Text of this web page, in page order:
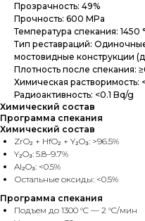
Прозрачность: 49%
Прочность: 600 MPa
Температура спекания: 1450
Тип реставраций:
мостовидные конструкции
Плотность после спекания:
Химическая растворимость:
Радиоактивность: <0.1 Bq/g
Химический состав
Программа спекания
Химический состав
ZrO₂ + HfO₂ + Y₂O₃: >96.5%
Y₂O₃: 5.8–9.7%
Al₂O₃: <0.5%
Остальные оксиды: <0.5%
Программа спекания
Подъем до 1300 °C — 2 °C/мин